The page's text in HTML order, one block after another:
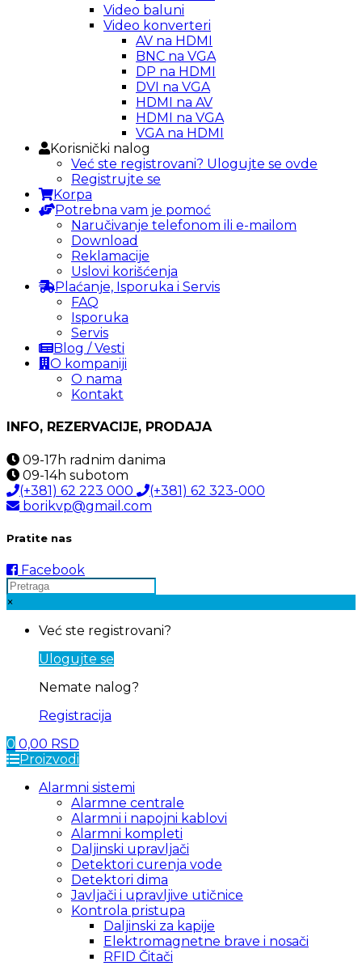
Video baluni
Video konverteri
AV na HDMI
BNC na VGA
DP na HDMI
DVI na VGA
HDMI na AV
HDMI na VGA
VGA na HDMI
Korisnički nalog
Već ste registrovani? Ulogujte se ovde
Registrujte se
Korpa
Potrebna vam je pomoć
Naručivanje telefonom ili e-mailom
Download
Reklamacije
Uslovi korišćenja
Plaćanje, Isporuka i Servis
FAQ
Isporuka
Servis
Blog / Vesti
O kompaniji
O nama
Kontakt
INFO, REZERVACIJE, PRODAJA
09-17h radnim danima
09-14h subotom
(+381) 62 223 000
(+381) 62 323-000
borikvp@gmail.com
Pratite nas
Facebook
×
Već ste registrovani?
Ulogujte se
Nemate nalog?
Registracija
0 0,00 RSD
Proizvodi
Alarmni sistemi
Alarmne centrale
Alarmni i napojni kablovi
Alarmni kompleti
Daljinski upravljači
Detektori curenja vode
Detektori dima
Javljači i upravljive utičnice
Kontrola pristupa
Daljinski za kapije
Elektromagnetne brave i nosači
RFID Čitači